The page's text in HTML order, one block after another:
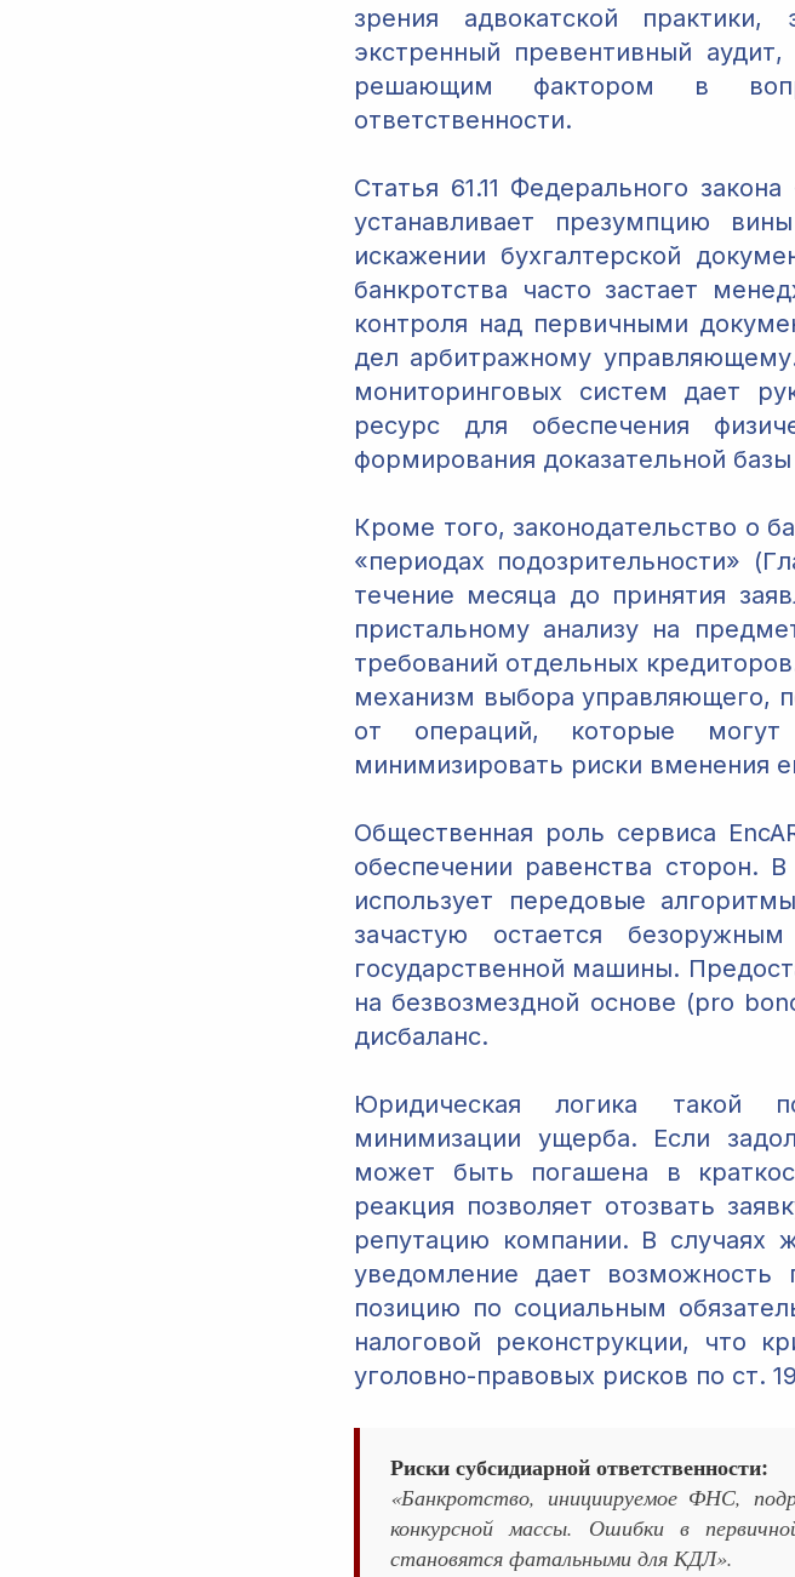
зрения адвокатской практики,
экстренный превентивный
решающим фактором в
ответственности.
Статья 61.11 Федерального
устанавливает презумпцию
искажении бухгалтерской
банкротства часто застает
контроля над первичными
дел арбитражному
мониторинговых систем дает
ресурс для обеспечения
формирования доказательной
Кроме того, законодательство о
«периодах подозрительности»
течение месяца до принятия
пристальному анализу на
требований отдельных
механизм выбора управляющего,
от операций, которые
минимизировать риски вменения
Общественная роль сервиса
обеспечении равенства сторон.
использует передовые
зачастую остается
государственной машины.
на безвозмездной основе (pro
дисбаланс.
Юридическая логика такой
минимизации ущерба. Если
может быть погашена в
реакция позволяет отозвать
репутацию компании. В случаях
уведомление дает возможность
позицию по социальным
налоговой реконструкции, что
уголовно-правовых рисков по ст.
Риски субсидиарной ответственности:
«Банкротство, инициируемое ФНС,
конкурсной массы. Ошибки в
становятся фатальными для КДЛ».